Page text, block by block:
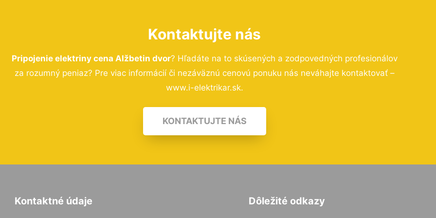
Kontaktujte nás
Pripojenie elektriny cena Alžbetin dvor? Hľadáte na to skúsených a zodpovedných profesionálov
za rozumný peniaz? Pre viac informácií či nezáväznú cenovú ponuku nás neváhajte kontaktovať –
www.i-elektrikar.sk.
KONTAKTUJTE NÁS
Kontaktné údaje Dôležité odkazy